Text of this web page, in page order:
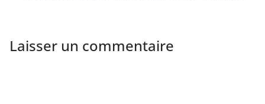
Laisser un commentaire